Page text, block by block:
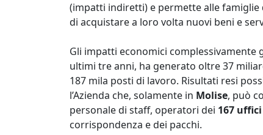
(impatti indiretti) e permette alle
di acquistare a loro volta nuovi beni e
Gli impatti economici complessivamente
ultimi tre anni, ha generato oltre 37
187 mila posti di lavoro. Risultati resi
l’Azienda che, solamente in Molise, può
personale di staff, operatori dei 167
corrispondenza e dei pacchi.